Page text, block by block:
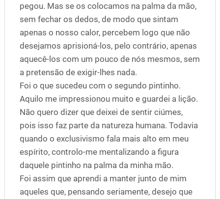
pegou. Mas se os colocamos na palma da mão,
sem fechar os dedos, de modo que sintam
apenas o nosso calor, percebem logo que não
desejamos aprisioná-los, pelo contrário, apenas
aquecê-los com um pouco de nós mesmos, sem
a pretensão de exigir-lhes nada.
Foi o que sucedeu com o segundo pintinho.
Aquilo me impressionou muito e guardei a lição.
Não quero dizer que deixei de sentir ciúmes,
pois isso faz parte da natureza humana. Todavia
quando o exclusivismo fala mais alto em meu
espírito, controlo-me mentalizando a figura
daquele pintinho na palma da minha mão.
Foi assim que aprendi a manter junto de mim
aqueles que, pensando seriamente, desejo que